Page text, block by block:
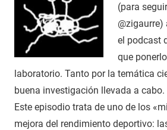
(para
el podcast
que
laboratorio. Tanto por la temática
buena investigación llevada a cabo.
Este episodio trata de uno de los
mejora del rendimiento deportivo: